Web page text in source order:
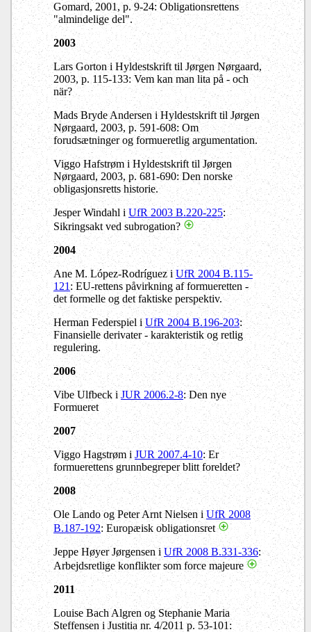
Gomard, 2001, p. 9-24: Obligationsrettens
"almindelige del".
2003
Lars Gorton i Hyldestskrift til Jørgen Nørgaard,
2003, p. 115-133: Vem kan man lita på - och
när?
Mads Bryde Andersen i Hyldestskrift til Jørgen
Nørgaard, 2003, p. 591-608: Om
forudsætninger og formueretlig argumentation.
Viggo Hafstrøm i Hyldestskrift til Jørgen
Nørgaard, 2003, p. 681-690: Den norske
obligasjonsretts historie.
Jesper Windahl iUfR 2003 B.220-225:
Sikringsakt ved subrogation?
2004
Ane M. López-Rodríguez iUfR 2004 B.115-
121: EU-rettens påvirkning af formueretten -
det formelle og det faktiske perspektiv.
Herman Federspiel iUfR 2004 B.196-203:
Finansielle derivater - karakteristik og retlig
regulering.
2006
Vibe Ulfbeck iJUR 2006.2-8: Den nye
Formueret
2007
Viggo Hagstrøm iJUR 2007.4-10: Er
formuerettens grunnbegreper blitt foreldet?
2008
Ole Lando og Peter Arnt Nielsen iUfR 2008
B.187-192: Europæisk obligationsret
Jeppe Høyer Jørgensen i UfR 2008 B.331-336:
Arbejdsretlige konflikter som force majeure
2011
Louise Bach Algren og Stephanie Maria
Steffensen i Justitia nr. 4/2011 p. 53-101: